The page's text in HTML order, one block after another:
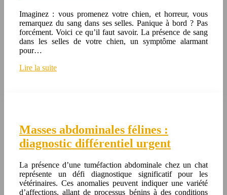
Imaginez : vous promenez votre chien, et horreur, vous
remarquez du sang dans ses selles. Panique à bord ? Pas
forcément. Voici ce qu’il faut savoir. La présence de sang
dans les selles de votre chien, un symptôme alarmant
pour…
Lire la suite
Masses abdominales félines :
diagnostic différentiel urgent
La présence d’une tuméfaction abdominale chez un chat
représente un défi diagnostique significatif pour les
vétérinaires. Ces anomalies peuvent indiquer une variété
d’affections, allant de processus bénins à des conditions